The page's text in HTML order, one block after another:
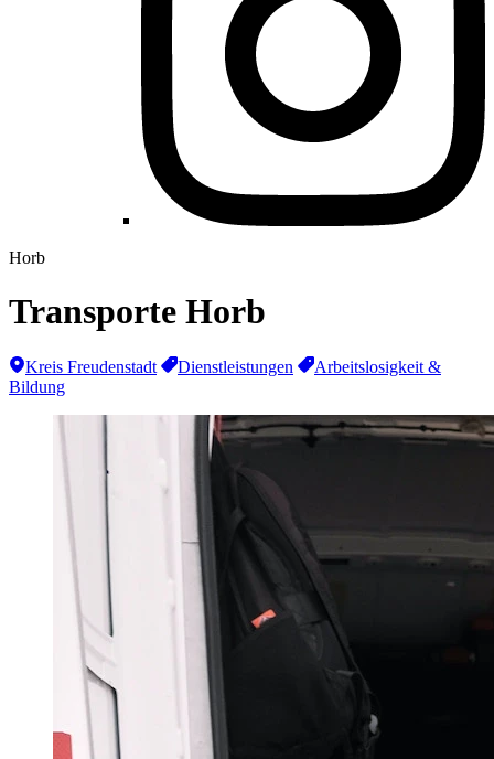
Horb
Transporte Horb
Kreis Freudenstadt Dienstleistungen
Arbeitslosigkeit &
Bildung